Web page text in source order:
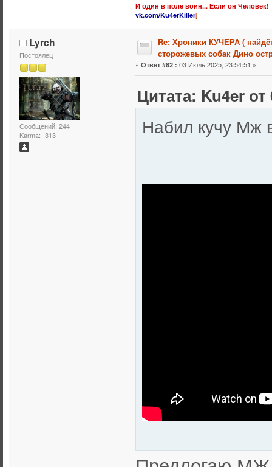
И один в поле воин... Если он Человек!
vk.com/Ku4erKiller[
Lyrch
Постоялец
Сообщений: 244
Karma: -313
Re: Хроники КУЧЕРА (
сторожевых собак Дино
« Ответ #82 : 03 Июль 2025, 23:54:51 »
Цитата: Ku4er
Набил кучу